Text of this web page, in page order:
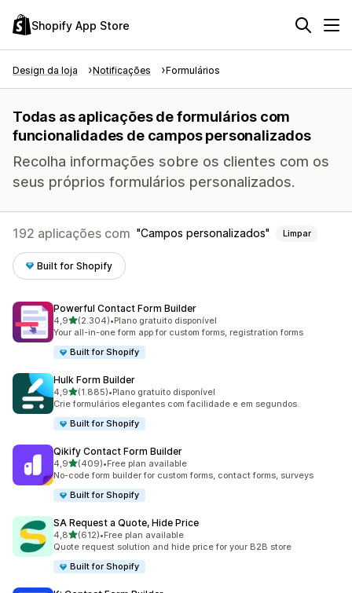
Shopify App Store
Design da loja Notificações Formulários
Todas as aplicações de formulários com
funcionalidades de campos personalizados
Recolha informações sobre os clientes com os
seus próprios formulários personalizados.
192 aplicações com Campos personalizados Limpar
Built for Shopify
Powerful Contact Form Builder
4,9de 5 estrelas
(2.304)
2304 total de avaliações
•Plano gratuito disponível
Your all-in-one form app for custom forms, registration forms
Built for Shopify
Hulk Form Builder
4,9de 5 estrelas
(1.885)
1885 total de avaliações
•Plano gratuito disponível
Crie formulários elegantes com facilidade e em segundos.
Built for Shopify
Qikify Contact Form Builder
4,9de 5 estrelas
(409)
409 total de avaliações
•Free plan available
No-code form builder for custom forms, contact forms, surveys
Built for Shopify
SA Request a Quote, Hide Price
4,8de 5 estrelas
(612)
612 total de avaliações
•Free plan available
Quote request solution and hide price for your B2B store
Built for Shopify